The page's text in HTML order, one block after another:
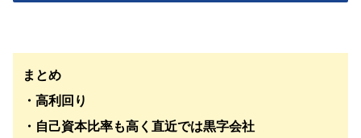
まとめ
・高利回り
・自己資本比率も高く直近では黒字会社